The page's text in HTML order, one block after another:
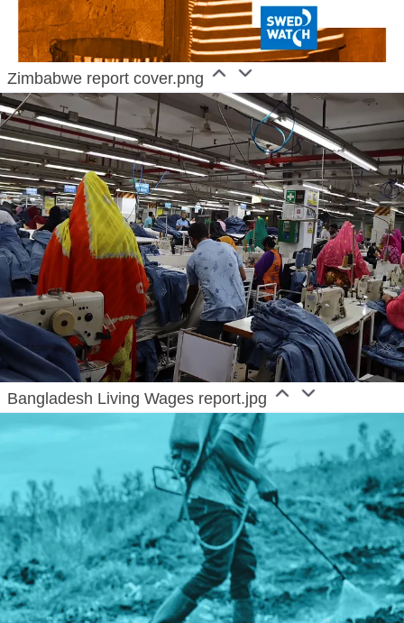
Zimbabwe report cover.png
Bangladesh Living Wages report.jpg